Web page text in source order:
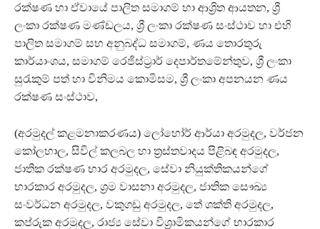
රක්ෂණ හා ඒවායේ පාලිත සමාගම් හා ආශ්‍රිත ආයතන, ශ්‍රී
ලංකා රක්ෂණ මණ්ඩලය, ශ්‍රී ලංකා රක්ෂණ සංස්ථාව හා එහි
පාලිත සමාගම් සහ අනුබද්ධ සමාගම්, ණය තොරතුරු
කාර්යාංශය, සමාගම් රෙජිස්ට්‍රාර් දෙපාර්තමේන්තුව, ශ්‍රී ලංකා
සුරැකුම් පත් හා විනිමය කොමිසම, ශ්‍රී ලංකා අපනයන ණය
රක්ෂණ සංස්ථාව,
(අරමුදල් කළමනාකරණය) ලෝහෝර් ආර්යා අරමුදල, වර්ජන
කෝලහාල, සිවිල් කලබල හා ත්‍රස්තවාදය පිළිබඳ අරමුදල,
ජාතික රක්ෂණ භාර අරමුදල, සේවා නියුක්තිකයන්ගේ
භාරකාර අරමුදල, ශ්‍රම වාසනා අරමුදල, ජාතික සෞඛ්‍ය
සංවර්ධන අරමුදල, වකුගඩු අරමුදල, තේ ශක්ති අරමුදල,
කප්රුක අරමුදල, රාජ්‍ය සේවා විශ්‍රාමිකයන්ගේ භාරකාර